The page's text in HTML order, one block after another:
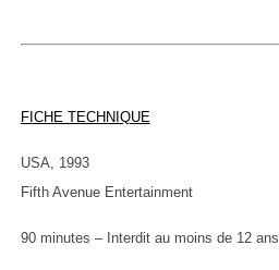
FICHE TECHNIQUE
USA, 1993
Fifth Avenue Entertainment
90 minutes – Interdit au moins de 12 ans